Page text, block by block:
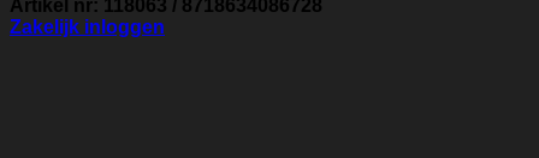
Artikel nr: 118063 / 8718634086728
Zakelijk inloggen